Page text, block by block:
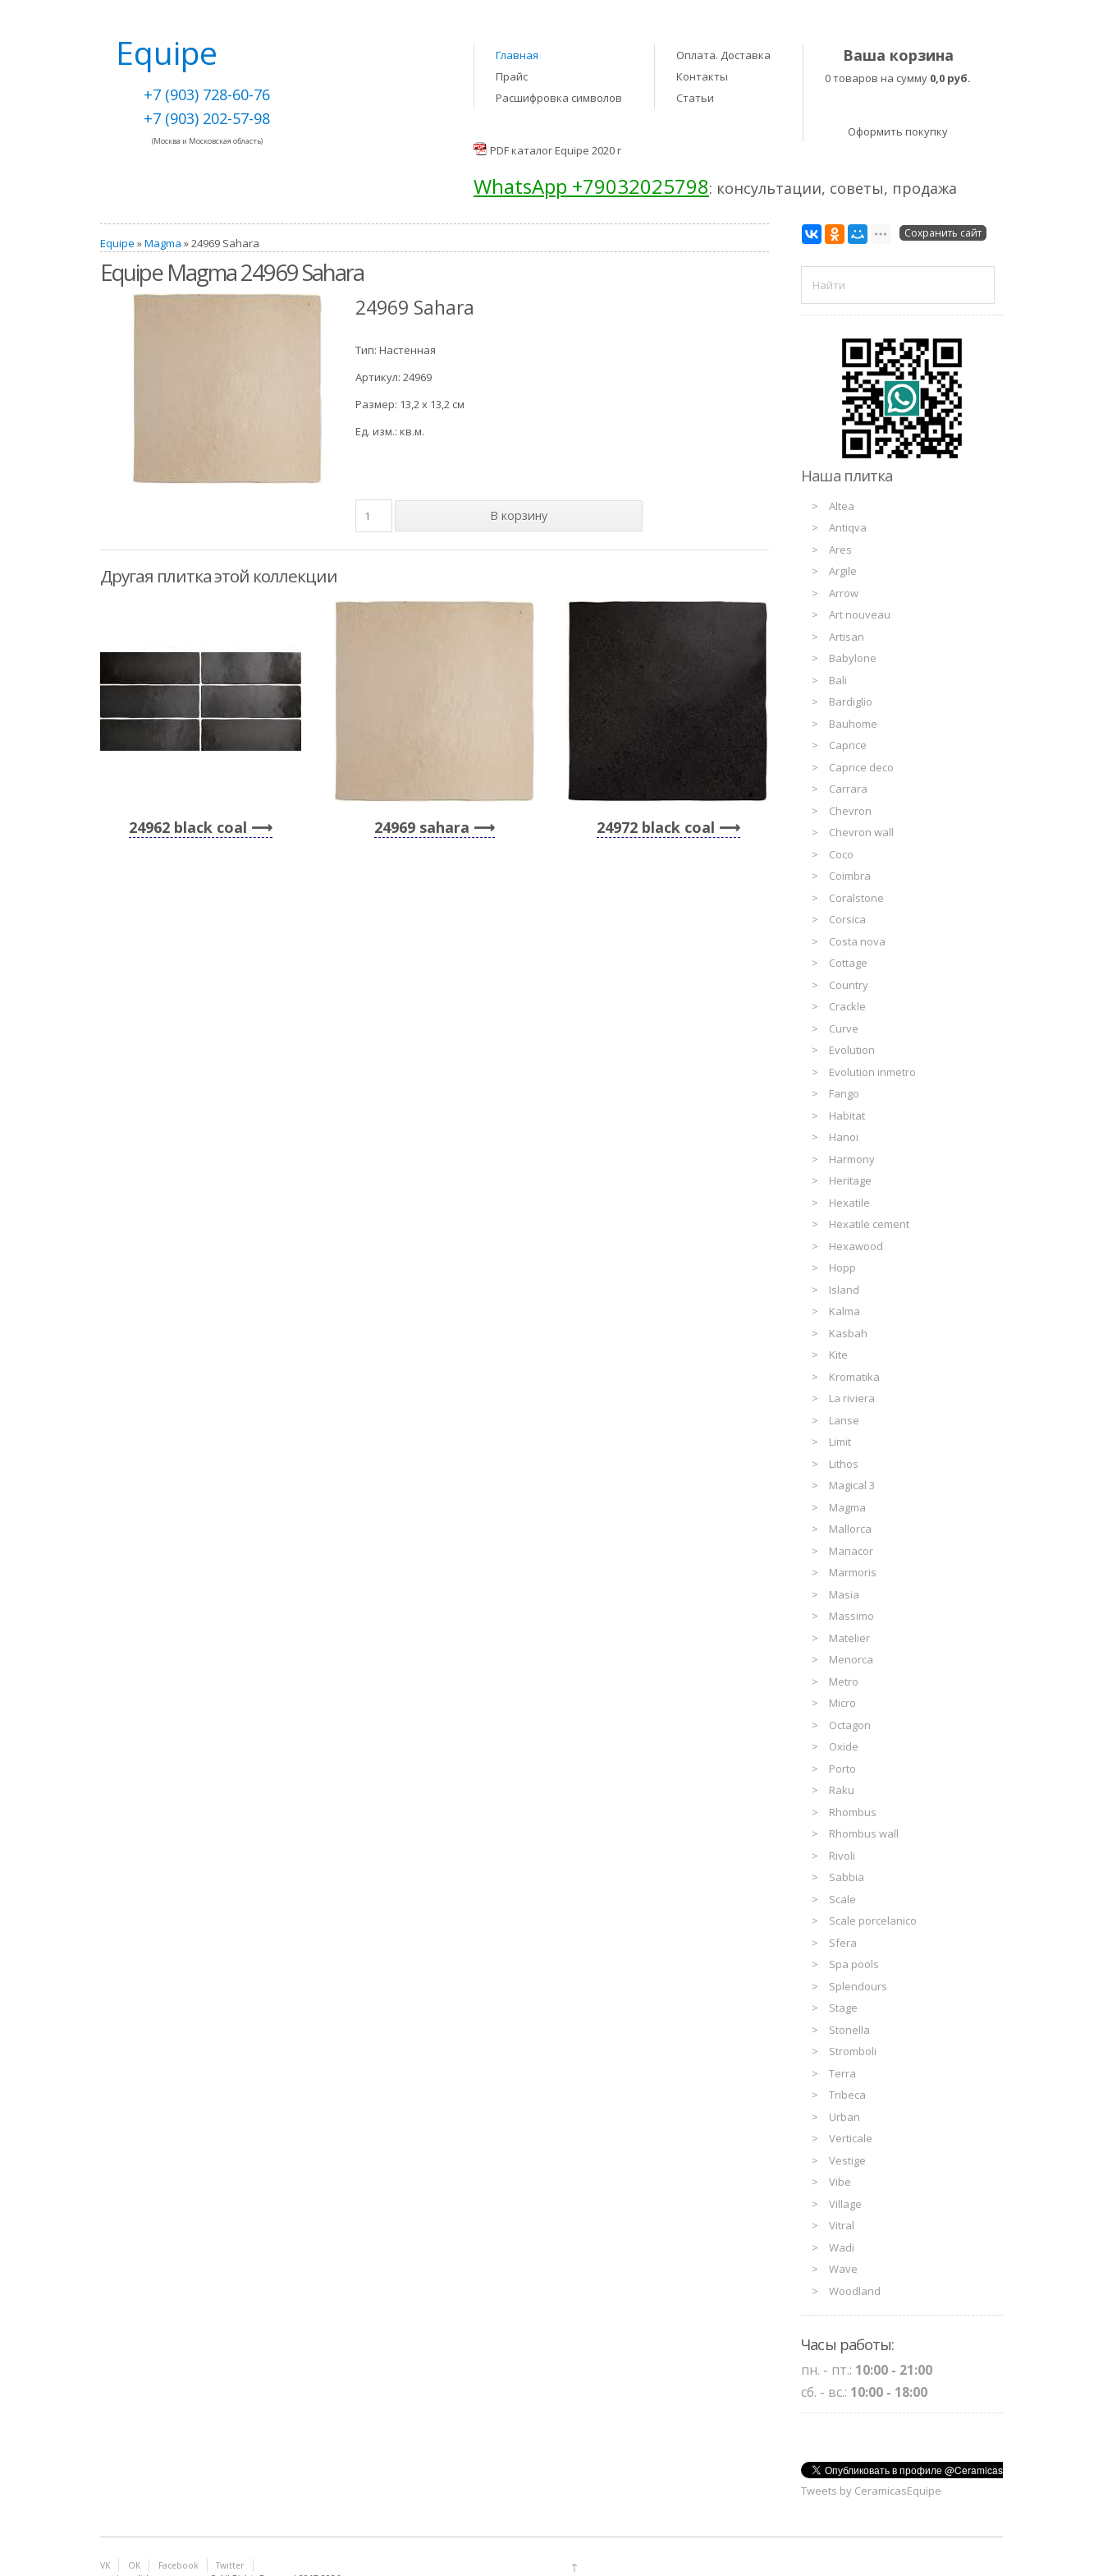
Equipe
+7 (903) 728-60-76
+7 (903) 202-57-98
(Москва и Московская область)
Главная
Прайс
Расшифровка символов
Оплата. Доставка
Контакты
Статьи
Ваша корзина
0 товаров на сумму 0,0 руб.
Оформить покупку
PDF каталог Equipe 2020 г
WhatsApp +79032025798: консультации, советы, продажа
Equipe »Magma » 24969 Sahara
Equipe Magma 24969 Sahara
24969 Sahara
Тип: Настенная
Артикул: 24969
Размер: 13,2 x 13,2 см
Ед. изм.: кв.м.
Другая плитка этой коллекции
24962 black coal 24969 sahara 24972 black coal
Сохранить сайт
Наша плитка
Altea
Antiqva
Ares
Argile
Arrow
Art nouveau
Artisan
Babylone
Bali
Bardiglio
Bauhome
Caprice
Caprice deco
Carrara
Chevron
Chevron wall
Coco
Coimbra
Coralstone
Corsica
Costa nova
Cottage
Country
Crackle
Curve
Evolution
Evolution inmetro
Fango
Habitat
Hanoi
Harmony
Heritage
Hexatile
Hexatile cement
Hexawood
Hopp
Island
Kalma
Kasbah
Kite
Kromatika
La riviera
Lanse
Limit
Lithos
Magical 3
Magma
Mallorca
Manacor
Marmoris
Masia
Massimo
Matelier
Menorca
Metro
Micro
Octagon
Oxide
Porto
Raku
Rhombus
Rhombus wall
Rivoli
Sabbia
Scale
Scale porcelanico
Sfera
Spa pools
Splendours
Stage
Stonella
Stromboli
Terra
Tribeca
Urban
Verticale
Vestige
Vibe
Village
Vitral
Wadi
Wave
Woodland
Часы работы:
пн. - пт.: 10:00 - 21:00
сб. - вс.: 10:00 - 18:00
Tweets by CeramicasEquipe
VK ОК Facebook
Twitter
↑